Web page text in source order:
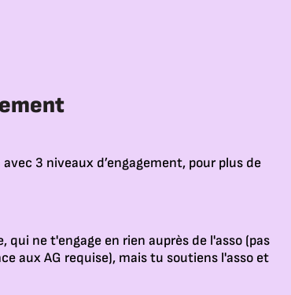
3 niveaux d’engagement, pour plus de
qui ne t'engage en rien auprès de l'asso (pas
aux AG requise), mais tu soutiens l'asso et